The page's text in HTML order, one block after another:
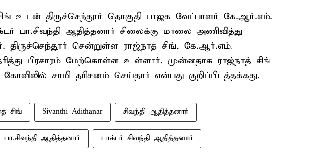
உடன் திருச்செந்தூர் தொகுதி பாஜக வேட்பாளர் கே.ஆர்.எம்.
பா.சிவந்தி ஆதித்தனார் சிலைக்கு மாலை அணிவித்து
திருச்செந்தூர் சென்றுள்ள ராஜ்நாத் சிங், கே.ஆர்.எம்.
பிரசாரம் மேற்கொள்ள உள்ளார். முன்னதாக ராஜ்நாத் சிங்
கோவிலில் சாமி தரிசனம் செய்தார் என்பது குறிப்பிடத்தக்கது.
சிங் Sivanthi Adithanar சிவந்தி ஆதித்தனார்
பா.சிவந்தி ஆதித்தனார் டாக்டர் சிவந்தி ஆதித்தனார்